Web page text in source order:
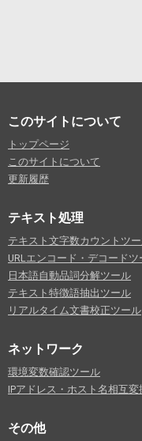
このサイトについて
トップページ
このサイトについて
更新履歴
テキスト処理
テキスト文字数カウントツ
URLエンコード・デコードツ
日本語自動品詞分解ツール
テキスト特徴語抽出ツール
リアルタイム文書校正ツール
ネットワーク
環境変数確認ツール
IPアドレス・ホスト名相互
その他